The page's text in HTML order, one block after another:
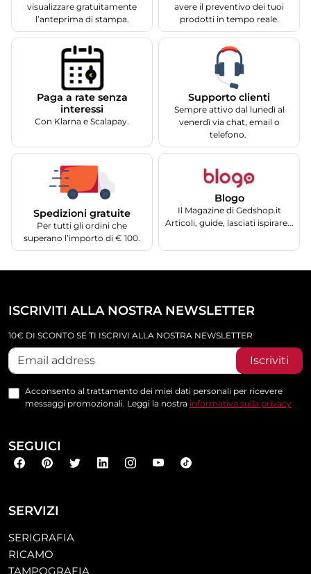
visualizzare gratuitamente
l’anteprima di stampa.
avere il preventivo dei tuoi
prodotti in tempo reale.
Paga a rate senza
interessi
Con Klarna e Scalapay.
Supporto clienti
Sempre attivo dal lunedì al
venerdì via chat, email o
telefono.
Spedizioni gratuite
Per tutti gli ordini che
superano l’importo di € 100.
Blogo
Il Magazine di Gedshop.it
Articoli, guide, lasciati ispirare...
SERVIZI
SERIGRAFIA
RICAMO
TAMPOGRAFIA
ISCRIVITI ALLA NOSTRA NEWSLETTER
10€ DI SCONTO SE TI ISCRIVI ALLA NOSTRA NEWSLETTER
Iscriviti
Acconsento al trattamento dei miei dati personali per ricevere
messaggi promozionali. Leggi la nostra informativa sulla privacy
SEGUICI